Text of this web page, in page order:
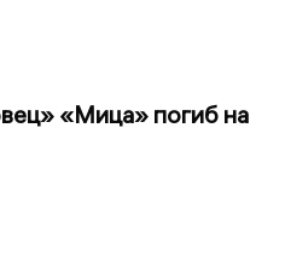
«Мица» погиб на